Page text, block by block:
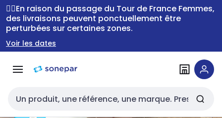
Passer à la
navigation
Passer
au
contenu
🚴‍♂️En raison du passage du Tour de France Femmes,
des livraisons peuvent ponctuellement être
perturbées sur certaines zones.
Voir les dates
Entrée de recherche